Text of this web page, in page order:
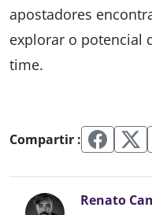
apostadores
explorar o potencial
time.
Compartir :
Renato